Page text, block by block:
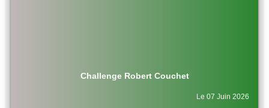
Challenge Robert Couchet
Le 07 Juin 2026